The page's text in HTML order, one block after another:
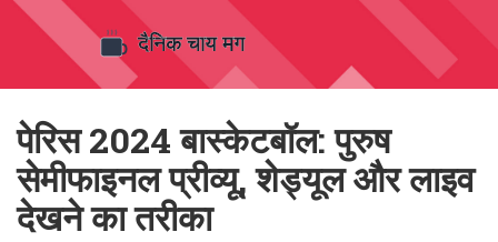
पेरिस 2024 बास्केटबॉल: पुरुष
सेमीफाइनल प्रीव्यू, शेड्यूल और लाइव
देखने का तरीका